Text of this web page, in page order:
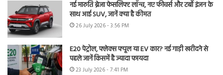
नई मारुति ब्रेजा फेसलिफ्ट लॉन्च, नए फीचर्स और टर्बो इंजन के
साथ आई SUV, जानें क्या है कीमत
26 July 2026 - 3:56 PM
E20 पेट्रोल, फ्लेक्स फ्यूल या EV कार? नई गाड़ी खरीदने से
पहले जानें किसमें है ज्यादा फायदा
23 July 2026 - 7:41 PM